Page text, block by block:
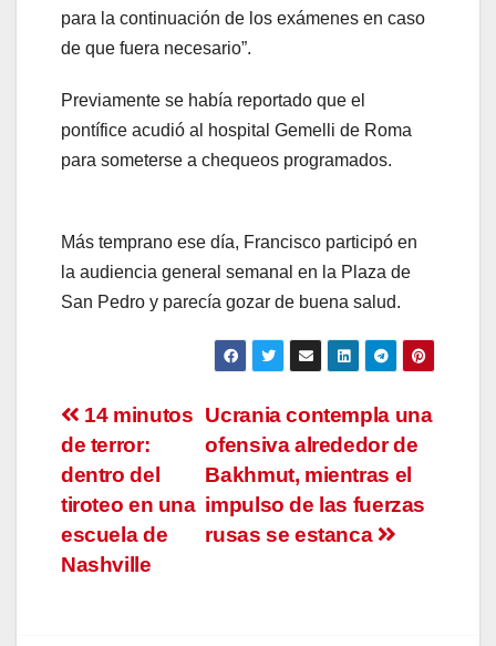
para la continuación de los exámenes en caso
de que fuera necesario”.
Previamente se había reportado que el
pontífice acudió al hospital Gemelli de Roma
para someterse a chequeos programados.
Más temprano ese día, Francisco participó en
la audiencia general semanal en la Plaza de
San Pedro y parecía gozar de buena salud.
Navegación
de
entradas
Ucrania contempla una
ofensiva alrededor de
Bakhmut, mientras el
impulso de las fuerzas
rusas se estanca
14 minutos
de terror:
dentro del
tiroteo en una
escuela de
Nashville